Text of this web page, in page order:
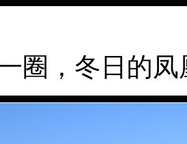
圈，冬日的